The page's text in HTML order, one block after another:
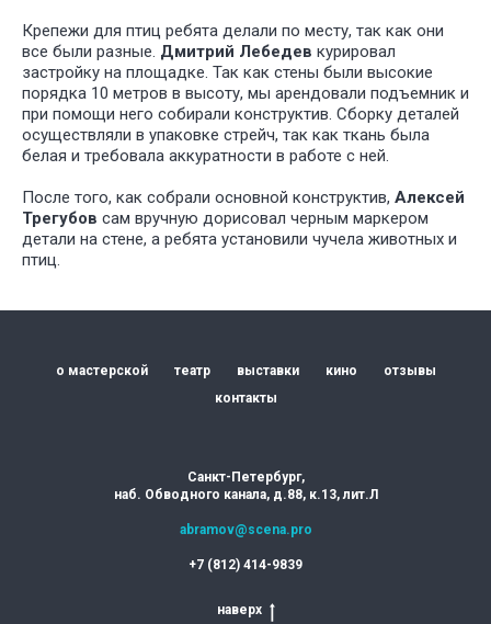
И
Крепежи для птиц ребята делали по месту, так как они
все были разные. Дмитрий Лебедев курировал
застройку на площадке. Так как стены были высокие
порядка 10 метров в высоту, мы арендовали подъемник и
при помощи него собирали конструктив. Сборку деталей
осуществляли в упаковке стрейч, так как ткань была
белая и требовала аккуратности в работе с ней.
После того, как собрали основной конструктив, Алексей
Трегубов сам вручную дорисовал черным маркером
детали на стене, а ребята установили чучела животных и
птиц.
о мастерской театр выставки кино
отзывы
контакты
Санкт-Петербург,
наб. Обводного канала, д.88, к.13, лит.Л
abramov@scena.pro
+7 (812) 414-9839
наверх